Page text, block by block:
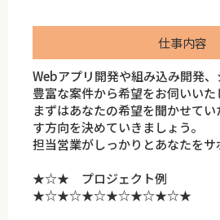
仕事内容
Webアプリ開発や組み込み開発、
豊富な案件から希望をお伺いいた
まずはあなたの希望を聞かせて
す方向を決めていきましょう。
担当営業がしっかりとあなたをサ
★☆★ プロジェクト例
★☆★☆★☆★☆★☆★☆★